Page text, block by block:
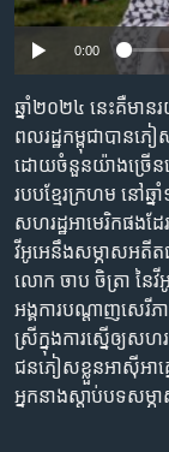
សម្ព័ន្ធ​
រំលង​
ចូល​
ទៅ​
កាន់​
ទំព័រ​
ស្វែង​
រក
Khmer English
ភាសា
0:00
ឆ្នាំ២០២៤ នេះគឺមាន
ពលរដ្ឋកម្ពុជាបានភ
ដោយចំនួន​យ៉ាងច្រើន​
របបខ្មែរក្រហម នៅ​ឆ្
សហរដ្ឋអាមេរិកផងដ
វីអូអេនឹងសម្ភាសអតី
លោក ចាប ចិត្រា នៃវី
អង្គការ​បណ្តាញ​សេរី
ស្រី​ក្នុងការ​ស្នើ​ឲ្យ​សហ
ជនភៀស​ខ្លួន​អាស៊ីអា
អ្នកនាង​ស្តាប់​បទសម្